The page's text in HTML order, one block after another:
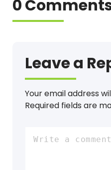
0
Leave a
Your email address
Required fields are